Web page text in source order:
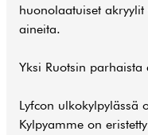
huonolaatuiset
aineita.
Yksi Ruotsin
Lyfcon ulkokylpylässä
Kylpyamme on eristetty